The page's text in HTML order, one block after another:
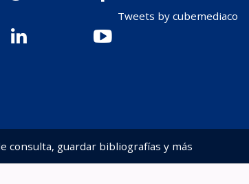
Tweets by cubemediaco
consulta, guardar bibliografías y más